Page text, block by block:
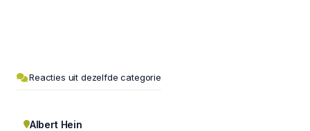
Reacties uit dezelfde categorie
Albert Hein